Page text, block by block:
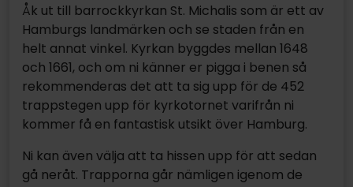
Åk ut till barrockkyrkan St. Michalis som är ett av
Hamburgs landmärken och se staden från en
helt annat vinkel. Kyrkan byggdes mellan 1648
och 1661, och om ni känner er pigga i benen så
rekommenderas det att ta sig upp för de 452
trappstegen upp för kyrkotornet varifrån ni
kommer få en fantastisk utsikt över Hamburg.
Ni kan även välja att ta hissen upp för att sedan
gå neråt. Trapporna går nämligen igenom de